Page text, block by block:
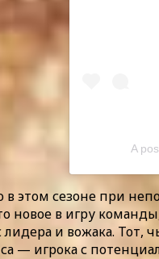
A
в этом сезоне при
новое в игру
лидера и вожака.
— игрока с